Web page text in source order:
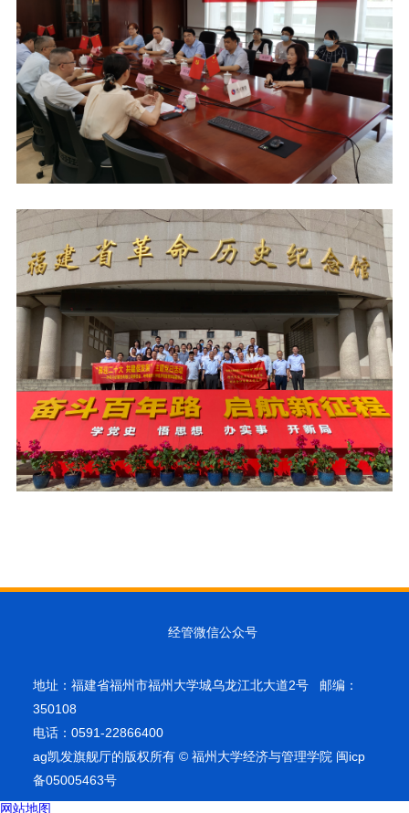
经管微信公众号
地址：福建省福州市福州大学城乌龙江北大道2号 邮编：
350108
电话：0591-22866400
ag凯发旗舰厅的版权所有 © 福州大学经济与管理学院 闽icp
备05005463号
网站地图